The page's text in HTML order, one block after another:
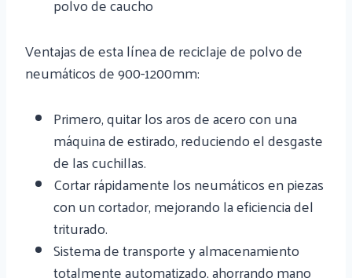
polvo de caucho
Ventajas de esta línea de reciclaje de polvo de
neumáticos de 900-1200mm:
Primero, quitar los aros de acero con una
máquina de estirado, reduciendo el desgaste
de las cuchillas.
Cortar rápidamente los neumáticos en piezas
con un cortador, mejorando la eficiencia del
triturado.
Sistema de transporte y almacenamiento
totalmente automatizado, ahorrando mano